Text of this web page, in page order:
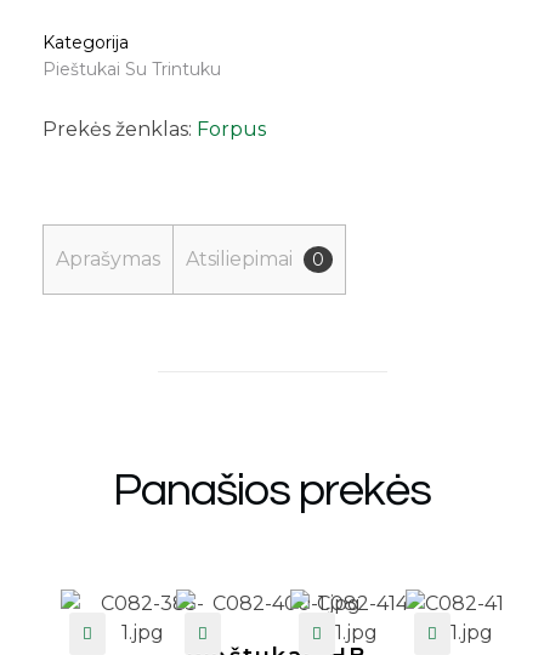
Kategorija
Pieštukai Su Trintuku
Prekės ženklas: Forpus
Aprašymas Atsiliepimai 0
Panašios prekės